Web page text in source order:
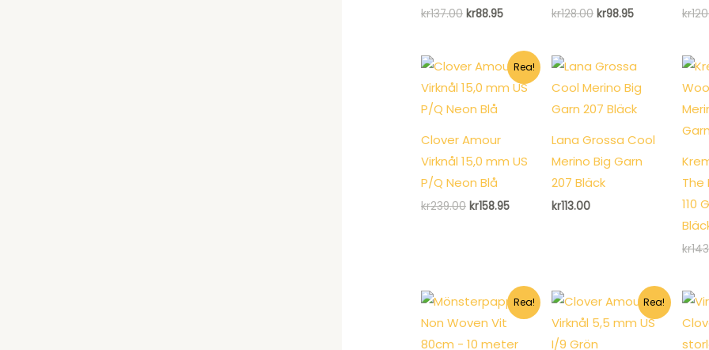
kr137.00 Det
kr137.00.
kr88.95Det
är:
kr88.95.
kr128.00 Det
kr128.00.
kr98.95Det
kr98.95.
kr
Rea!
Clover Amour
Virknål 15,0 mm US
P/Q Neon Blå
kr239.00 Det
kr158.95Det
Lana Grossa Cool
Merino Big Garn
207 Bläck
kr113.00
The
110
kr
Rea! Rea!